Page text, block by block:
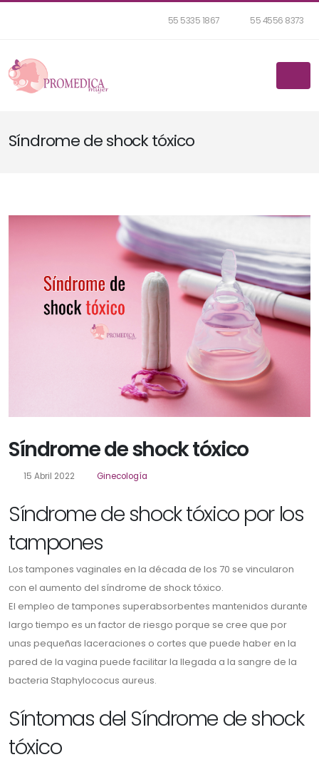
55 5335 1867 55 4556 8373
Síndrome de shock tóxico
Síndrome de shock tóxico
15 Abril 2022 Ginecología
Síndrome de shock tóxico por los
tampones
Los tampones vaginales en la década de los 70 se vincularon
con el aumento del síndrome de shock tóxico.
El empleo de tampones superabsorbentes mantenidos durante
largo tiempo es un factor de riesgo porque se cree que por
unas pequeñas laceraciones o cortes que puede haber en la
pared de la vagina puede facilitar la llegada a la sangre de la
bacteria Staphylococus aureus.
Síntomas del Síndrome de shock
tóxico